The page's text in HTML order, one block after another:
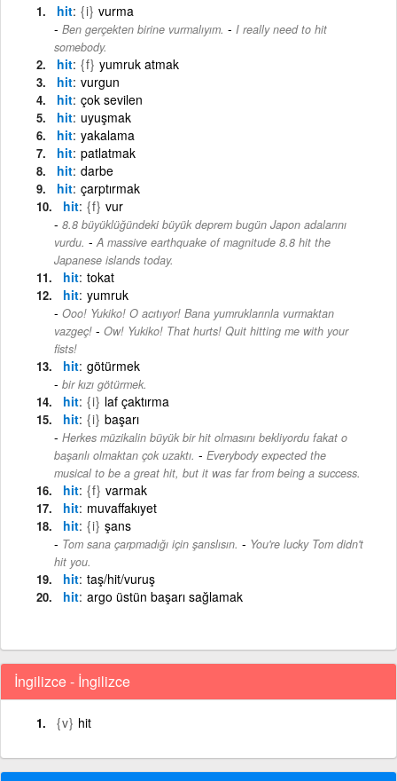
hit {i} vurma
Ben gerçekten birine vurmalıyım. - I really need to hit
somebody.
hit {f} yumruk atmak
hit vurgun
hit çok sevilen
hit uyuşmak
hit yakalama
hit patlatmak
hit darbe
hit çarptırmak
hit {f} vur
8.8 büyüklüğündeki büyük deprem bugün Japon adalarını
vurdu. - A massive earthquake of magnitude 8.8 hit the
Japanese islands today.
hit tokat
hit yumruk
Ooo! Yukiko! O acıtıyor! Bana yumruklarınla vurmaktan
vazgeç! - Ow! Yukiko! That hurts! Quit hitting me with your
fists!
hit götürmek
bir kızı götürmek.
hit {i} laf çaktırma
hit {i} başarı
Herkes müzikalin büyük bir hit olmasını bekliyordu fakat o
başarılı olmaktan çok uzaktı. - Everybody expected the
musical to be a great hit, but it was far from being a success.
hit {f} varmak
hit muvaffakıyet
hit {i} şans
Tom sana çarpmadığı için şanslısın. - You're lucky Tom didn't
hit you.
hit taş/hit/vuruş
hit argo üstün başarı sağlamak
İngilizce - İngilizce
{v} hit